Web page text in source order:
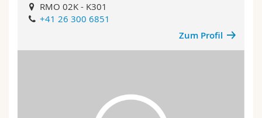
RMO 02K - K301
+41 26 300 6851
Zum Profil